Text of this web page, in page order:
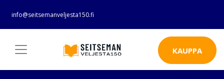
info@seitsemanveljesta150.fi
KAUPPA